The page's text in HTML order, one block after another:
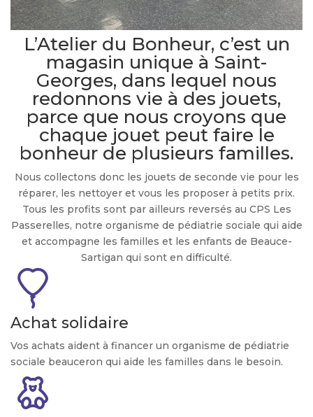
L’Atelier du Bonheur, c’est un
magasin unique à Saint-
Georges, dans lequel nous
redonnons vie à des jouets,
parce que nous croyons que
chaque jouet peut faire le
bonheur de plusieurs familles.
Nous collectons donc les jouets de seconde vie pour les
réparer, les nettoyer et vous les proposer à petits prix.
Tous les profits sont par ailleurs reversés au CPS Les
Passerelles, notre organisme de pédiatrie sociale qui aide
et accompagne les familles et les enfants de Beauce-
Sartigan qui sont en difficulté.
Achat solidaire
Vos achats aident à financer un organisme de pédiatrie
sociale beauceron qui aide les familles dans le besoin.